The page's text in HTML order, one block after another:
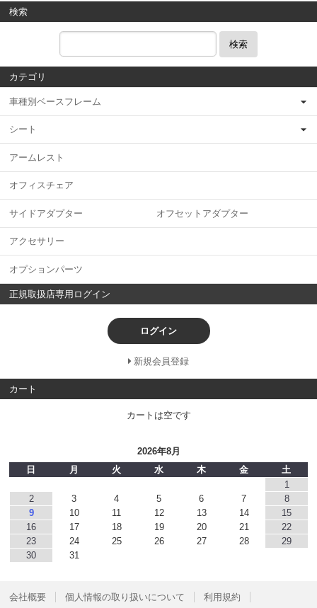
検索
検索
カテゴリ
車種別ベースフレーム
シート
アームレスト
オフィスチェア
サイドアダプター オフセットアダプター
アクセサリー
オプションパーツ
正規取扱店専用ログイン
ログイン
新規会員登録
カート
カートは空です
2026年8月
日
月 火 水 木 金
土
1
2
3 4 5 6 7
8
9
10 11 12 13 14
15
16
17 18 19 20 21
22
23
24 25 26 27 28
29
30
31
会社概要 個人情報の取り扱いについて 利用規約